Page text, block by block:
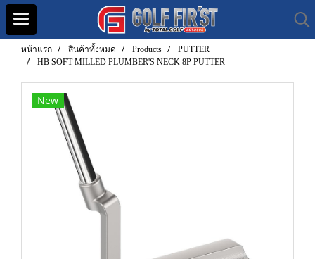
หน้าแรก สินค้าทั้งหมด Products
PUTTER
HB SOFT MILLED PLUMBER'S NECK 8P PUTTER
New